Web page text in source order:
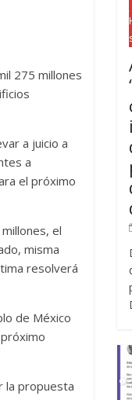
275 millones
a juicio a
a
el próximo
el
misma
resolverá
de México
la propuesta